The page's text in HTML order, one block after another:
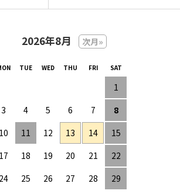
2026年8月 次月»
1
3 4 5 6 7
8
10 11 12 13 14
15
17 18 19 20 21
22
24 25 26 27 28
29